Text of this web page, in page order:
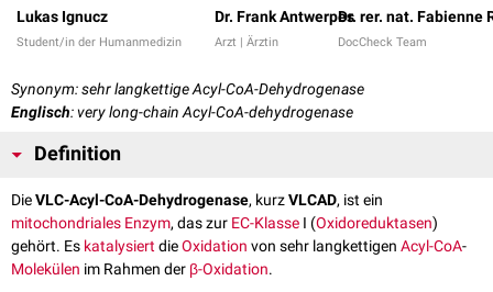
Lukas Ignucz
Student/in der Humanmedizin
Dr. Frank Antwerpes
Arzt | Ärztin
Dr. rer. nat. Fabienne
DocCheck Team
Synonym: sehr langkettige Acyl-CoA-Dehydrogenase
Englisch: very long-chain Acyl-CoA-dehydrogenase
Definition
DieVLC-Acyl-CoA-Dehydrogenase, kurzVLCAD, ist ein
mitochondriales Enzym, das zur EC-Klasse I (Oxidoreduktasen)
gehört. Es katalysiertdieOxidation von sehr langkettigen Acyl-CoA-
Molekülen im Rahmen der β-Oxidation.